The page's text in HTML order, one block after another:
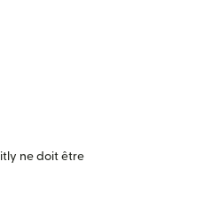
ne doit être